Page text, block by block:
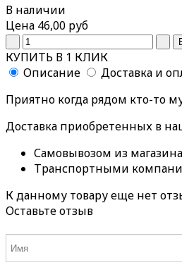
В наличии
Цена 46,00 руб
КУПИТЬ В 1 КЛИК
Описание
Доставка и
Приятно когда рядом кто-то
Доставка приобретенных в
Самовывозом из
Транспортными
К данному товару еще нет
Оставьте отзыв